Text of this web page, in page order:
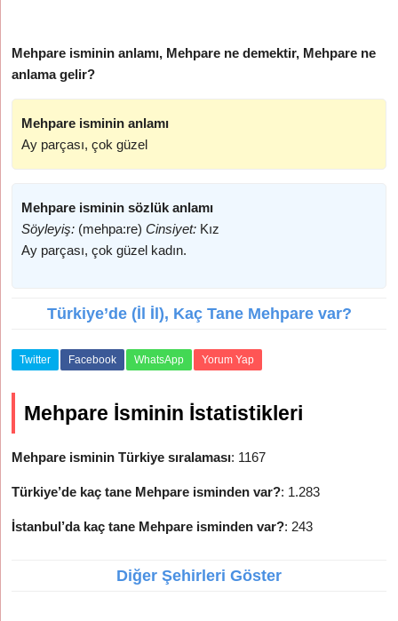
Mehpare isminin anlamı, Mehpare ne demektir, Mehpare ne
anlama gelir?
Mehpare isminin anlamı
Ay parçası, çok güzel
Mehpare isminin sözlük anlamı
Söyleyiş: (mehpa:re)Cinsiyet: Kız
Ay parçası, çok güzel kadın.
Türkiye’de (İl İl), Kaç Tane Mehpare var?
Twitter Facebook WhatsApp Yorum Yap
Mehpare İsminin İstatistikleri
Mehpare isminin Türkiye sıralaması: 1167
Türkiye’de kaç tane Mehpare isminden var?: 1.283
İstanbul’da kaç tane Mehpare isminden var?: 243
Diğer Şehirleri Göster